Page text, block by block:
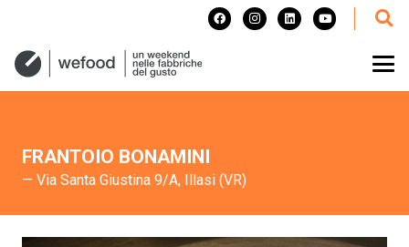
FRANTOIO BONAMINI
— Via Santa Giustina 9/A, Illasi (VR)